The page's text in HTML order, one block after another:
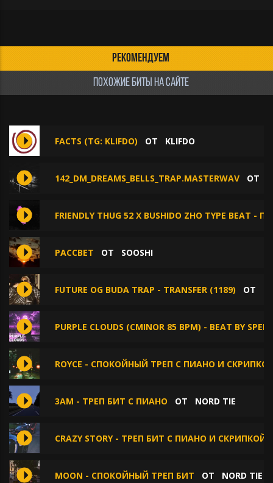
РЕКОМЕНДУЕМ
ПОХОЖИЕ БИТЫ НА САЙТЕ
FACTS (TG: KLIFDO) ОТ KLIFDO
142_DM_DREAMS_BELLS_TRAP.MASTERWAV ОТ
FRIENDLY THUG 52 X BUSHIDO ZHO TYPE BEAT -
РАССВЕТ ОТ SOOSHI
FUTURE OG BUDA TRAP - TRANSFER (1189) ОТ
PURPLE CLOUDS (CMINOR 85 BPM) - BEAT BY
ROYCE - СПОКОЙНЫЙ ТРЕП С ПИАНО И
3AM - ТРЕП БИТ С ПИАНО ОТ NORD TIE
CRAZY STORY - ТРЕП БИТ С ПИАНО И СКРИПКОЙ
MOON - СПОКОЙНЫЙ ТРЕП БИТ ОТ NORD TIE